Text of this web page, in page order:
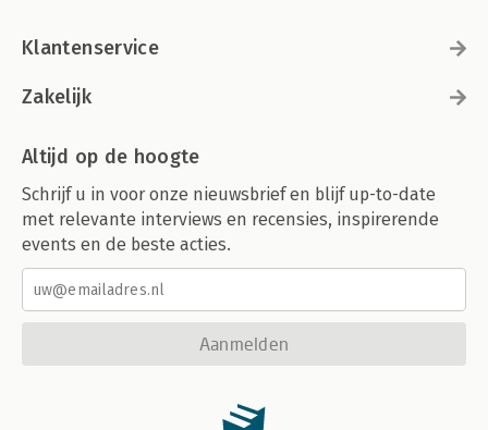
Klantenservice
Zakelijk
Altijd op de hoogte
Schrijf u in voor onze nieuwsbrief en blijf up-to-date
met relevante interviews en recensies, inspirerende
events en de beste acties.
Aanmelden